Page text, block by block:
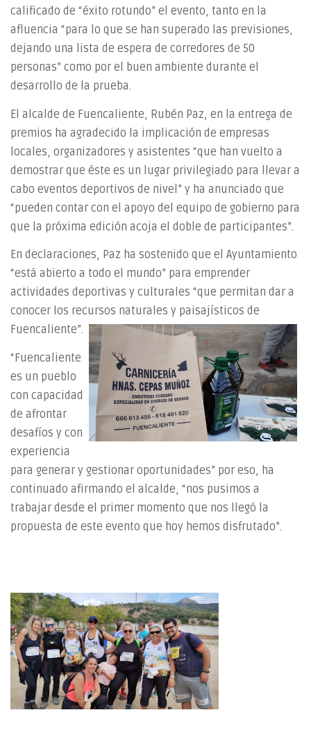
calificado de “éxito rotundo” el evento, tanto en la
afluencia “para lo que se han superado las previsiones,
dejando una lista de espera de corredores de 50
personas” como por el buen ambiente durante el
desarrollo de la prueba.
El alcalde de Fuencaliente, Rubén Paz, en la entrega de
premios ha agradecido la implicación de empresas
locales, organizadores y asistentes “que han vuelto a
demostrar que éste es un lugar privilegiado para llevar a
cabo eventos deportivos de nivel” y ha anunciado que
“pueden contar con el apoyo del equipo de gobierno para
que la próxima edición acoja el doble de participantes”.
En declaraciones, Paz ha sostenido que el Ayuntamiento
“está abierto a todo el mundo” para emprender
actividades deportivas y culturales “que permitan dar a
conocer los recursos naturales y paisajísticos de
Fuencaliente”.
“Fuencaliente
es un pueblo
con capacidad
de afrontar
desafíos y con
experiencia
para generar y gestionar oportunidades” por eso, ha
continuado afirmando el alcalde, “nos pusimos a
trabajar desde el primer momento que nos llegó la
propuesta de este evento que hoy hemos disfrutado”.